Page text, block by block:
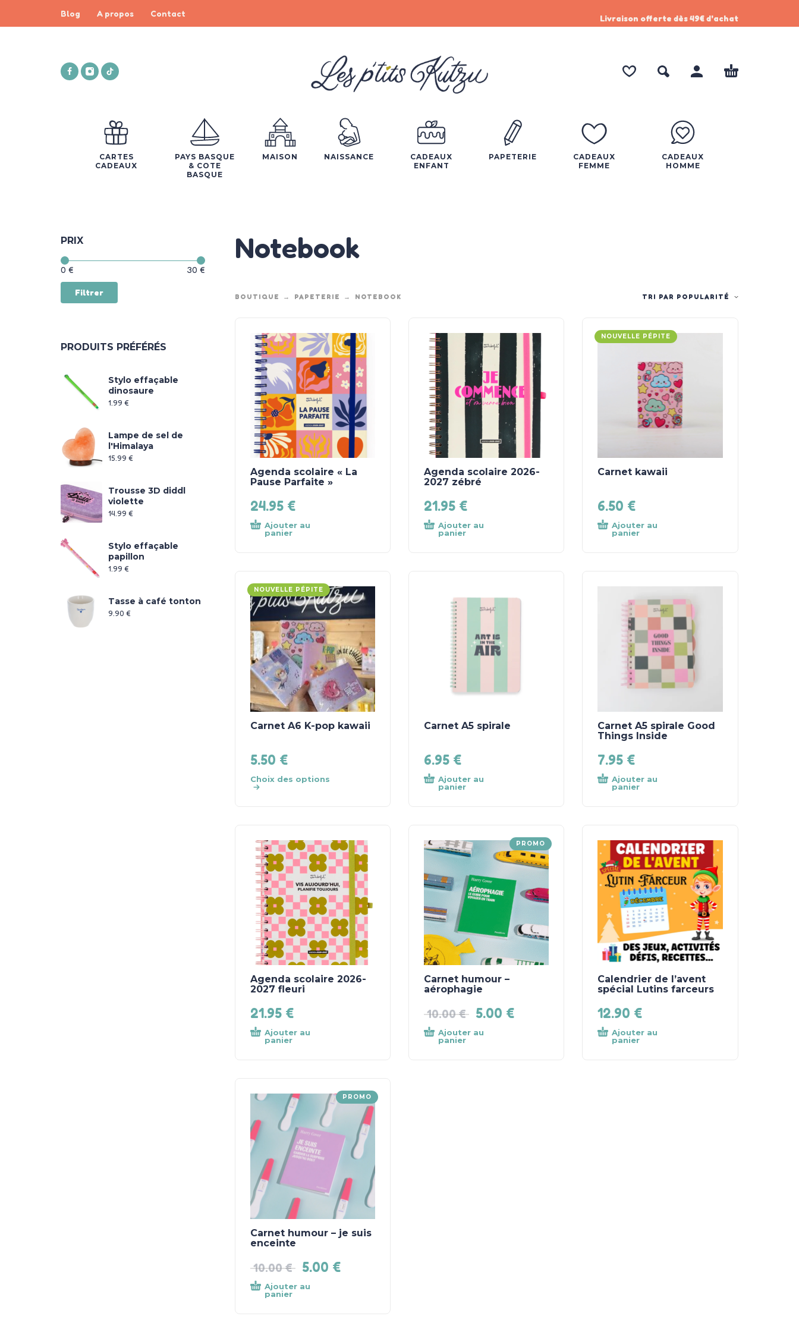
Blog A propos Contact Livraison offerte dès 49€ d'achat
CARTES
CADEAUX
PAYS BASQUE
& COTE
BASQUE
MAISON NAISSANCE
CADEAUX
ENFANT
PAPETERIE
CADEAUX
FEMME
CADEAUX
HOMME
PRIX
Filtrer
0 € 30 €
PRODUITS PRÉFÉRÉS
Stylo effaçable
dinosaure
1.99 €
Lampe de sel de
l'Himalaya
15.99 €
Trousse 3D diddl
violette
14.99 €
Stylo effaçable
papillon
1.99 €
Tasse à café tonton
9.90 €
Notebook
BOUTIQUE PAPETERIE NOTEBOOK TRI PAR POPULARITÉ
Agenda scolaire « La
Pause Parfaite »
24.95 €
Ajouter au
panier
Agenda scolaire 2026-
2027 zébré
21.95 €
Ajouter au
panier
NOUVELLE PÉPITE
Carnet kawaii
6.50 €
Ajouter au
panier
NOUVELLE PÉPITE
Carnet A6 K-pop kawaii
5.50 €
Choix des options
Carnet A5 spirale
6.95 €
Ajouter au
panier
Carnet A5 spirale Good
Things Inside
7.95 €
Ajouter au
panier
Agenda scolaire 2026-
2027 fleuri
21.95 €
Ajouter au
panier
PROMO
Carnet humour –
aérophagie
10.00€ 5.00 €
Ajouter au
panier
Calendrier de l’avent
spécial Lutins farceurs
12.90 €
Ajouter au
panier
PROMO
Carnet humour – je suis
enceinte
10.00€ 5.00 €
Ajouter au
panier